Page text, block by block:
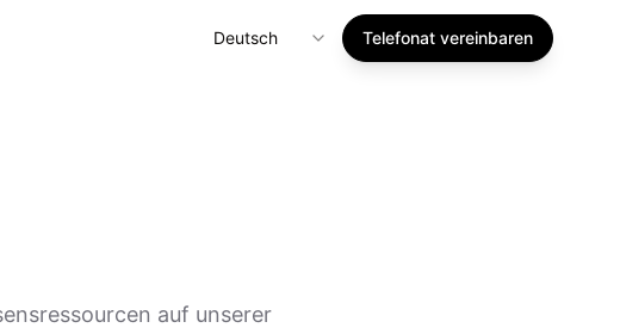
Deutsch Telefonat vereinbaren
auf unserer